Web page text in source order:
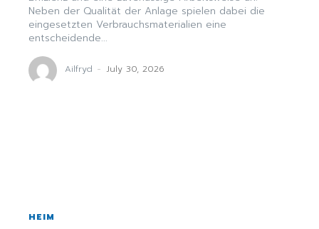
Neben der Qualität der Anlage spielen dabei die
eingesetzten Verbrauchsmaterialien eine
entscheidende...
Ailfryd - July 30, 2026
HEIM